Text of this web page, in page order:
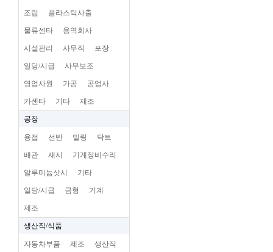
조립 플라스틱사출
물류센타 용역회사
시설관리 사무직 포장
일당/시급 사무보조
영업사원 가공 공업사
카센타 기타 제조
공장
용접 선반 밀링 닥트
배관 새시 기계정비수리
알루미늄삿시 기타
일당/시급 금형 기계
제조
생산직/식품
자동차부품 제조 생산직